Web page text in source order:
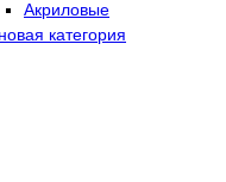
Акриловые
категория